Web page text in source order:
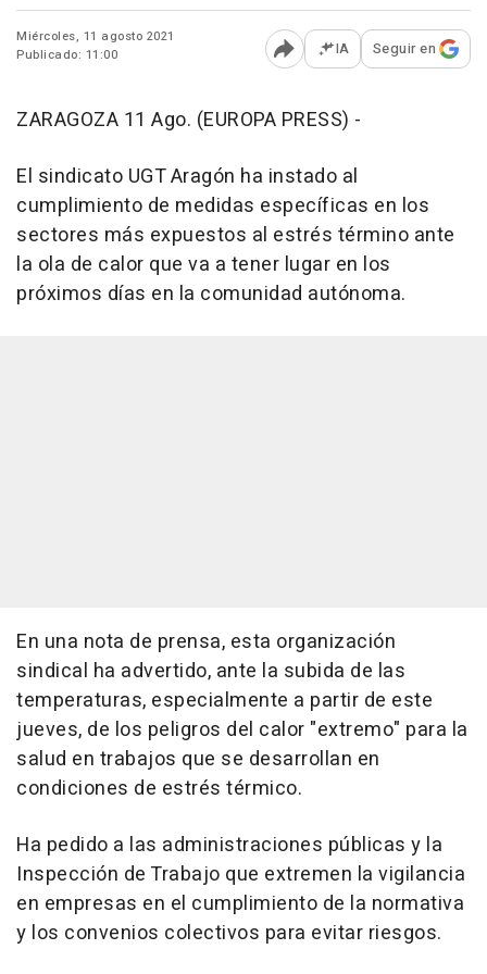
Miércoles, 11 agosto 2021
Publicado: 11:00
Abrir opciones para
IA Seguir en
ZARAGOZA 11 Ago. (EUROPA PRESS) -
El sindicato UGT Aragón ha instado al
cumplimiento de medidas específicas en los
sectores más expuestos al estrés término ante
la ola de calor que va a tener lugar en los
próximos días en la comunidad autónoma.
En una nota de prensa, esta organización
sindical ha advertido, ante la subida de las
temperaturas, especialmente a partir de este
jueves, de los peligros del calor "extremo" para la
salud en trabajos que se desarrollan en
condiciones de estrés térmico.
Ha pedido a las administraciones públicas y la
Inspección de Trabajo que extremen la vigilancia
en empresas en el cumplimiento de la normativa
y los convenios colectivos para evitar riesgos.